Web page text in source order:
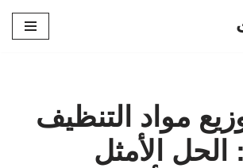
مواد التنظيف
الحل الأمثل